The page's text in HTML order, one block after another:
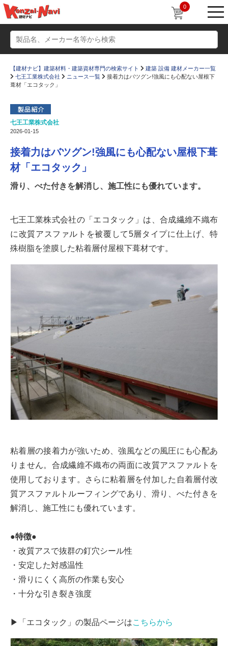
0
動画
かたなび コラム
すまいリング
Q＆A 販売・施工代理店募集
【建材ナビ】建築材料・建築資材専門の検索サイト
建築 設備 建材メーカー一覧
七王工業株式会社
ニュース一覧
接着力はバツグン!強風にも心配ない屋根下
葺材「エコタック」
七王工業株式会社
2026-01-15
接着力はバツグン!強風にも心配ない屋根下葺
材「エコタック」
滑り、べた付きを解消し、施工性にも優れています。
七王工業株式会社の「エコタック」は、合成繊維不織布
に改質アスファルトを被覆して5層タイプに仕上げ、特
殊樹脂を塗膜した粘着層付屋根下葺材です。
粘着層の接着力が強いため、強風などの風圧にも心配あ
りません。合成繊維不織布の両面に改質アスファルトを
使用しております。さらに粘着層を付加した自着層付改
質アスファルトルーフィングであり、滑り、べた付きを
解消し、施工性にも優れています。
●特徴●
・改質アスで抜群の釘穴シール性
・安定した対感温性
・滑りにくく高所の作業も安心
・十分な引き裂き強度
▶「エコタック」の製品ページはこちらから